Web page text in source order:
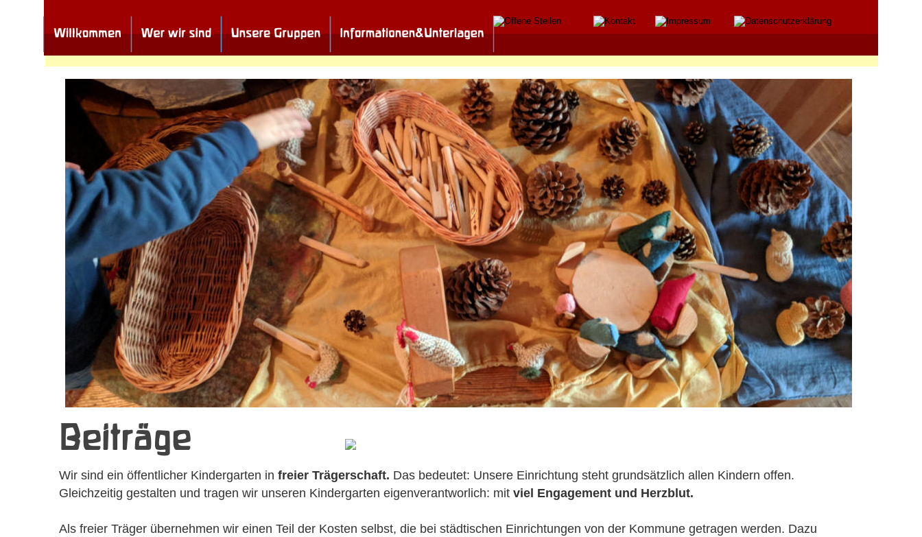
Beiträge
Wir sind ein öffentlicher Kindergarten in freier Trägerschaft. Das bedeutet: Unsere Einrichtung steht grundsätzlich allen Kindern offen.
Gleichzeitig gestalten und tragen wir unseren Kindergarten eigenverantworlich: mit viel Engagement und Herzblut.
Als freier Träger übernehmen wir einen Teil der Kosten selbst, die bei städtischen Einrichtungen von der Kommune getragen werden. Dazu